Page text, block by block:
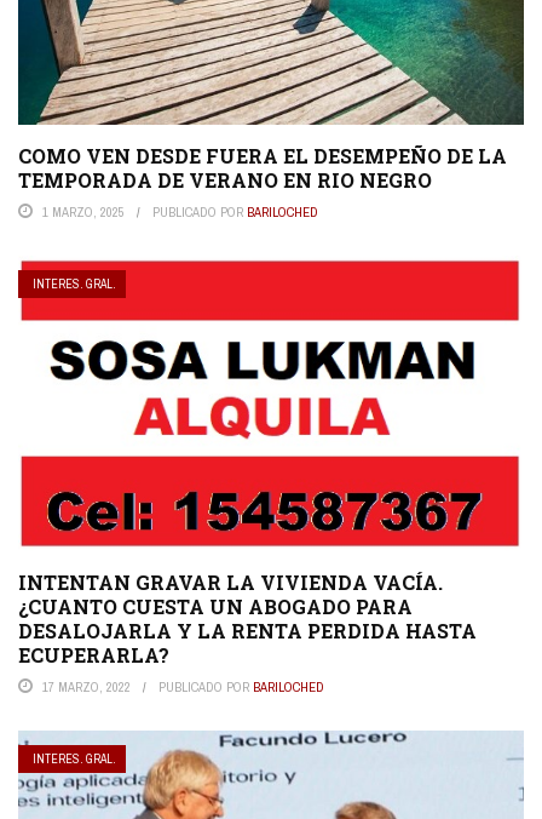
COMO VEN DESDE FUERA EL DESEMPEÑO DE LA
TEMPORADA DE VERANO EN RIO NEGRO
1 MARZO, 2025 PUBLICADO POR BARILOCHED
INTERES. GRAL.
INTENTAN GRAVAR LA VIVIENDA VACÍA.
¿CUANTO CUESTA UN ABOGADO PARA
DESALOJARLA Y LA RENTA PERDIDA HASTA
ECUPERARLA?
17 MARZO, 2022 PUBLICADO POR BARILOCHED
INTERES. GRAL.